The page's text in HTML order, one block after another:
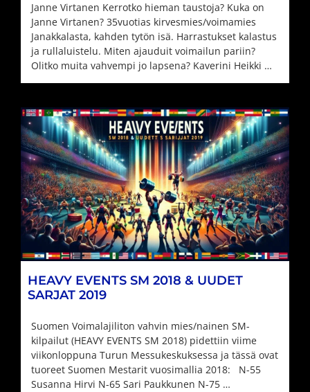
Janne Virtanen Kerrotko hieman taustoja? Kuka on
Janne Virtanen? 35vuotias kirvesmies/voimamies
Janakkalasta, kahden tytön isä. Harrastukset kalastus
ja rullaluistelu. Miten ajauduit voimailun pariin?
Olitko muita vahvempi jo lapsena? Kaverini Heikki …
HEAVY EVENTS SM 2018 & UUDET
SARJAT 2019
Suomen Voimalajiliton vahvin mies/nainen SM-
kilpailut (HEAVY EVENTS SM 2018) pidettiin viime
viikonloppuna Turun Messukeskuksessa ja tässä ovat
tuoreet Suomen Mestarit vuosimallia 2018: N-55
Susanna Hirvi N-65 Sari Paukkunen N-75 …